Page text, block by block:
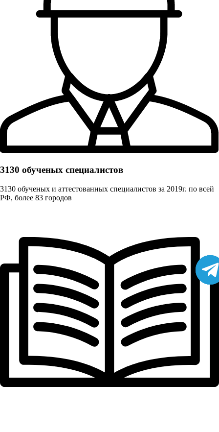
3130 обученых cпециалистов
3130 обученых и аттестованных специалистов за 2019г. по всей
РФ, более 83 городов